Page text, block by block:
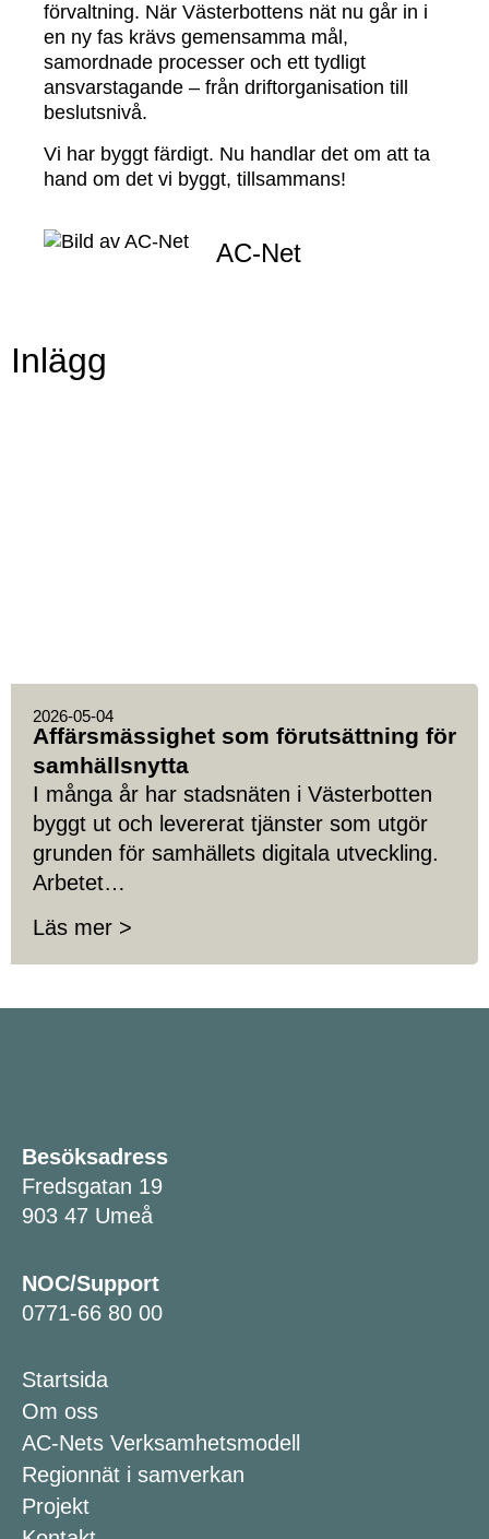
förvaltning. När Västerbottens nät nu går in i
en ny fas krävs gemensamma mål,
samordnade processer och ett tydligt
ansvarstagande – från driftorganisation till
beslutsnivå.
Vi har byggt färdigt. Nu handlar det om att ta
hand om det vi byggt, tillsammans!
AC-Net
Inlägg
2026-05-04
Affärsmässighet som förutsättning för
samhällsnytta
I många år har stadsnäten i Västerbotten
byggt ut och levererat tjänster som utgör
grunden för samhällets digitala utveckling.
Arbetet…
Läs mer >
Besöksadress
Fredsgatan 19
903 47 Umeå
NOC/Support
0771-66 80 00
Startsida
Om oss
AC-Nets Verksamhetsmodell
Regionnät i samverkan
Projekt